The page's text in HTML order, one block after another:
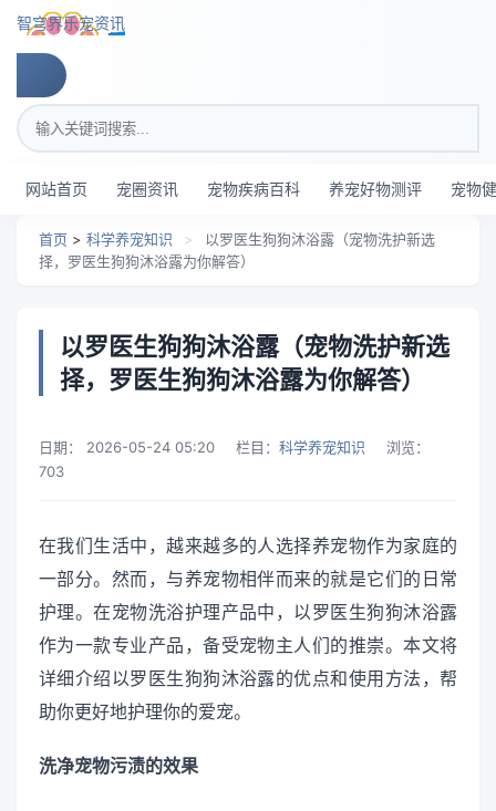
跳转到主要内容
智穹界乐宠资讯
搜索关键词
网站首页 宠圈资讯 宠物疾病百科 养宠好物测评 宠物
首页 > 科学养宠知识 >
以罗医生狗狗沐浴露（宠物洗护新选
择，罗医生狗狗沐浴露为你解答）
以罗医生狗狗沐浴露（宠物洗护新选
择，罗医生狗狗沐浴露为你解答）
日期： 2026-05-24 05:20 栏目： 科学养宠知识
浏览：
703
在我们生活中，越来越多的人选择养宠物作为家庭的
一部分。然而，与养宠物相伴而来的就是它们的日常
护理。在宠物洗浴护理产品中，以罗医生狗狗沐浴露
作为一款专业产品，备受宠物主人们的推崇。本文将
详细介绍以罗医生狗狗沐浴露的优点和使用方法，帮
助你更好地护理你的爱宠。
洗净宠物污渍的效果